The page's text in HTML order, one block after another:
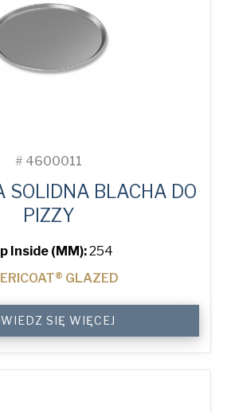
# 4600011
SOLIDNA BLACHA DO
PIZZY
Inside (MM):254
GLAZED
SIĘ WIĘCEJ